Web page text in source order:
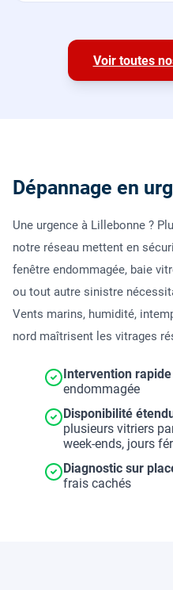
Voir toutes
Dépannage en
Une urgence à Lillebonne ?
notre réseau mettent en
fenêtre endommagée, baie
ou tout autre sinistre
Vents marins, humidité,
nord maîtrisent les vitrages
Intervention rapide
endommagée
Disponibilité
plusieurs vitriers
week-ends, jours
Diagnostic sur
frais cachés